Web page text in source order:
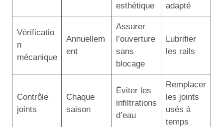
esthétique
adapté
Vérificatio
n
mécanique
Annuellem
ent
Assurer
l’ouverture
sans
blocage
Lubrifier
les rails
Contrôle
joints
Chaque
saison
Éviter les
infiltrations
d’eau
Remplacer
les joints
usés à
temps